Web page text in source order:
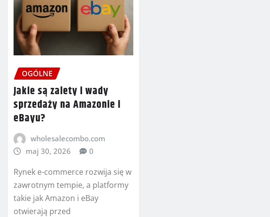
OGÓLNE
Jakie są zalety i wady
sprzedaży na Amazonie i
eBayu?
wholesalecombo.com
maj 30, 2026
0
Rynek e-commerce rozwija się w
zawrotnym tempie, a platformy
takie jak Amazon i eBay
otwierają przed